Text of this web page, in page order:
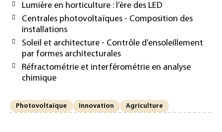
Lumière en horticulture : l’ère des LED
Centrales photovoltaïques - Composition des
installations
Soleil et architecture - Contrôle d’ensoleillement
par formes architecturales
Réfractométrie et interférométrie en analyse
chimique
Photovoltaïque Innovation Agriculture